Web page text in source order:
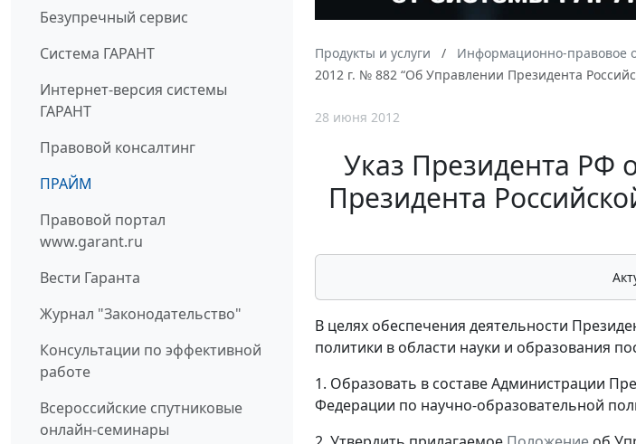
Безупречный сервис
Система ГАРАНТ
Интернет-версия системы
ГАРАНТ
Правовой консалтинг
ПРАЙМ
Правовой портал
www.garant.ru
Вести Гаранта
Журнал "Законодательство"
Консультации по эффективной
работе
Всероссийские спутниковые
онлайн-семинары
Продукты и услуги Информационно-правовое
2012 г. № 882 “Об Управлении Президента
28 июня 2012
Указ Президента РФ
Президента
В целях обеспечения деятельности
политики в области науки и образования
1. Образовать в составе Администрации
Федерации по научно-образовательной